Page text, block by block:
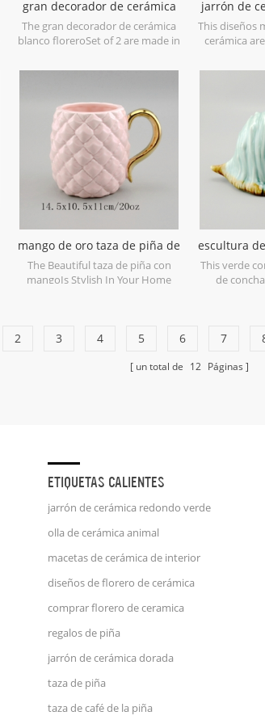
gran decorador de cerámica
blanco florero
The gran decorador de cerámica
blanco floreroSet of 2 are made in
white with transparent glaze on
white glaze finish. Is much more
beautiful,precious and high value.
jarrón de
diseños
This diseños
cerámica
your home
mango de oro taza de piña de
cerámica
The Beautiful taza de piña con
mangoIs Stylish In Your Home
escultura
This verde
de
2 3 4 5 6 7
un total de 12 Páginas
ETIQUETAS CALIENTES
jarrón de cerámica redondo verde
olla de cerámica animal
macetas de cerámica de interior
diseños de florero de cerámica
comprar florero de ceramica
regalos de piña
jarrón de cerámica dorada
taza de piña
taza de café de la piña